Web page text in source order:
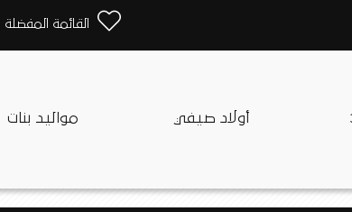
القائمة المفضلة
أولاد صيفي مواليد بنات